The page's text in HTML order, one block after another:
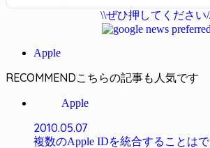
\\ぜひ押してください
Apple
RECOMMEND
Apple
2010.05.07
複数のApple IDを統合することは